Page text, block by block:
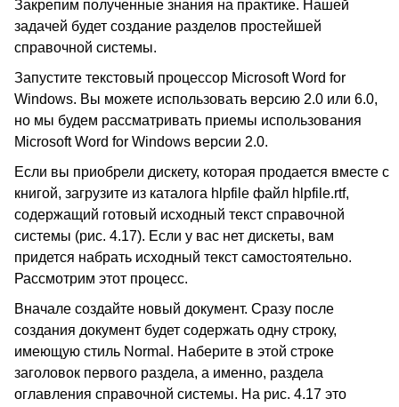
Закрепим полученные знания на практике. Нашей
задачей будет создание разделов простейшей
справочной системы.
Запустите текстовый процессор Microsoft Word for
Windows. Вы можете использовать версию 2.0 или 6.0,
но мы будем рассматривать приемы использования
Microsoft Word for Windows версии 2.0.
Если вы приобрели дискету, которая продается вместе с
книгой, загрузите из каталога hlpfile файл hlpfile.rtf,
содержащий готовый исходный текст справочной
системы (рис. 4.17). Если у вас нет дискеты, вам
придется набрать исходный текст самостоятельно.
Рассмотрим этот процесс.
Вначале создайте новый документ. Сразу после
создания документ будет содержать одну строку,
имеющую стиль Normal. Наберите в этой строке
заголовок первого раздела, а именно, раздела
оглавления справочной системы. На рис. 4.17 это